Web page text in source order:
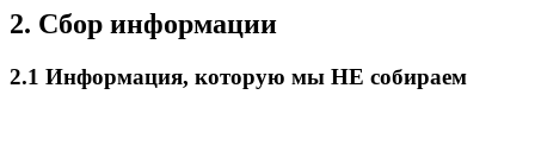
2. Сбор информации
2.1 Информация, которую мы НЕ собираем